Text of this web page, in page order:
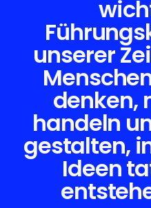
unserer
denken,
handeln
gestalten,
Ideen